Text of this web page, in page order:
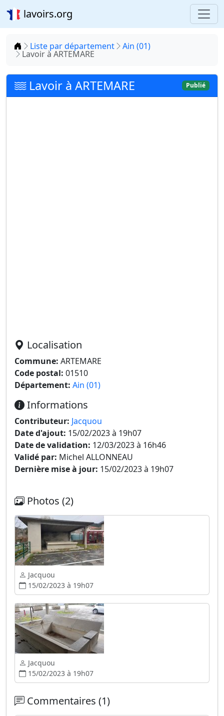
lavoirs.org
Accueil
Liste par département Ain (01)
Lavoir à ARTEMARE
Lavoir à ARTEMARE Publié
Localisation
Commune: ARTEMARE
Code postal: 01510
Département: Ain (01)
Informations
Contributeur: Jacquou
Date d'ajout: 15/02/2023 à 19h07
Date de validation: 12/03/2023 à 16h46
Validé par: Michel ALLONNEAU
Dernière mise à jour: 15/02/2023 à 19h07
Photos (2)
Jacquou
15/02/2023 à 19h07
Jacquou
15/02/2023 à 19h07
Commentaires (1)